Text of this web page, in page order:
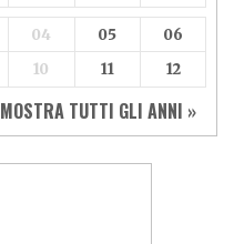
04 05
06
10 11 12
MOSTRA TUTTI GLI ANNI »